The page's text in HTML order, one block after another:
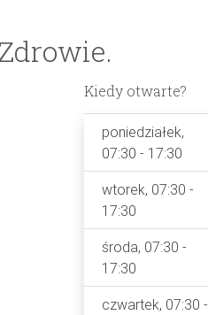
Kiedy otwarte?
poniedziałek,
07:30 - 17:30
wtorek, 07:30 -
17:30
środa, 07:30 -
17:30
czwartek, 07:30 -